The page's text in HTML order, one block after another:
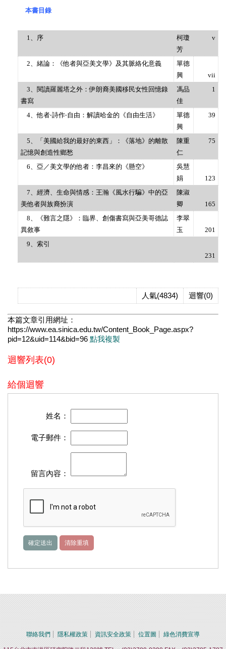
本書目錄
1、序
柯瓊
芳
v
2、緒論：《他者與亞美文學》及其脈絡化意義
單德
興
vii
3、閱讀羅麗塔之外：伊朗裔美國移民女性回憶錄
書寫
馮品
佳
1
4、他者‧詩作‧自由：解讀哈金的《自由生活》
單德
興
39
5、「美國給我的最好的東西」：《落地》的離散
記憶與創造性鄉愁
陳重
仁
75
6、亞／美文學的他者：李昌來的《懸空》
吳慧
娟
123
7、經濟、生命與情感：王瀚《風水行騙》中的亞
美他者與族裔扮演
陳淑
卿
165
8、《難言之隱》：臨界、創傷書寫與亞美哥德誌
異敘事
李翠
玉
201
9、索引
231
迴響(0)
人氣(4834)
本篇文章引用網址：
https://www.ea.sinica.edu.tw/Content_Book_Page.aspx?
pid=12&uid=114&bid=96 點我複製
迴響列表(0)
給個迴響
姓名：
電子郵件：
留言內容：
聯絡我們 隱私權政策 資訊安全政策 位置圖 綠色消費宣導